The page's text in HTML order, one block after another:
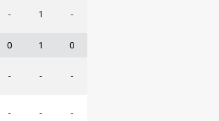
- 1 -
0 1 0
- - -
- - -